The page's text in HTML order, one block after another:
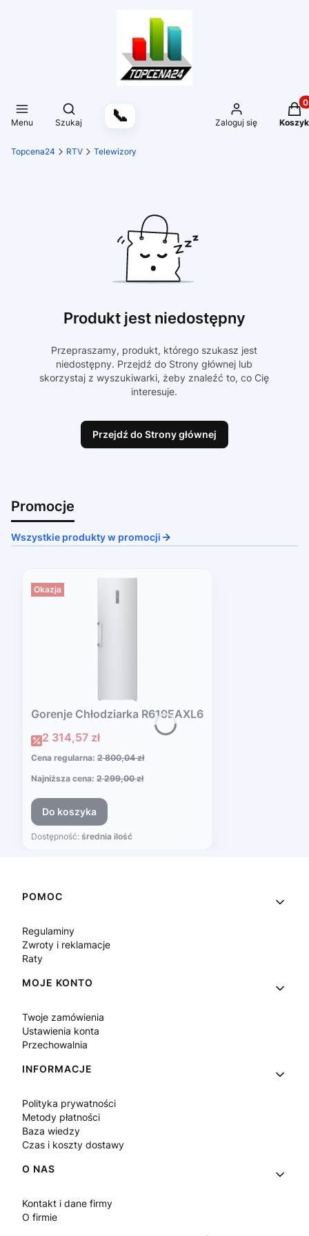
Menu
Otwórz wyszukiwarkę
Szukaj 📞 Zaloguj się Koszyk
Topcena24 RTV Telewizory
Produkt jest niedostępny
Przepraszamy, produkt, którego szukasz jest
niedostępny. Przejdź do Strony głównej lub
skorzystaj z wyszukiwarki, żeby znaleźć to, co Cię
interesuje.
Przejdź do Strony głównej
Promocje
Wszystkie produkty w promocji
Okazja
Gorenje Chłodziarka R619EAXL6
Cena promocyjna
2 314,57 zł
Cena regularna: 2 800,04 zł
Najniższa cena: 2 299,00 zł
Do koszyka
Dostępność: średnia ilość
Linki w stopce
POMOC
Regulaminy
Zwroty i reklamacje
Raty
MOJE KONTO
Twoje zamówienia
Ustawienia konta
Przechowalnia
INFORMACJE
Polityka prywatności
Metody płatności
Baza wiedzy
Czas i koszty dostawy
O NAS
Kontakt i dane firmy
O firmie